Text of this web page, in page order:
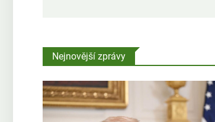
Nejnovější zprávy